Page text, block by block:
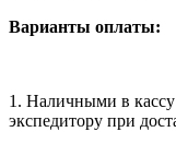
Варианты оплаты:
1. Наличными в
экспедитору при